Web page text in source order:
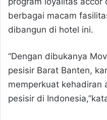
berbagai macam
dibangun di hotel ini.
“Dengan dibukanya
pesisir Barat Banten,
memperkuat kehadiran
pesisir di